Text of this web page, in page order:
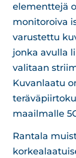
elementtejä
monitoroiva
varustettu
jonka avulla
valitaan
Kuvanlaatu
maailmalle
Rantala